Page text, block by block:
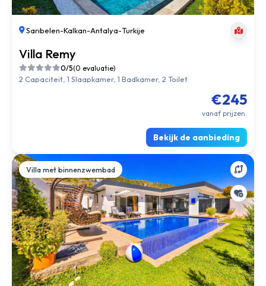
Sarıbelen-Kalkan-Antalya-Turkije
Villa Remy
0/5(0 evaluatie)
2 Capaciteit, 1 Slaapkamer, 1 Badkamer, 2 Toilet
€245
vanaf prijzen.
Bekijk de aanbieding
Villa met binnenzwembad